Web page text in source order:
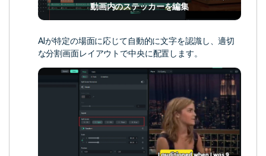
動画内のステッカーを編集
AIが特定の場面に応じて自動的に文字を認識し、適切
な分割画面レイアウトで中央に配置します。